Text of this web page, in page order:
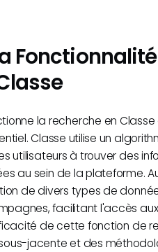
la recherche en
Classe utilise un
utilisateurs à trouver des
au sein de la plateforme.
de divers types de
facilitant l'accès
de cette fonction de
jacente et des